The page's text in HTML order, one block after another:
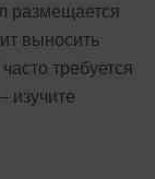
размещается
выносить
требуется
изучите